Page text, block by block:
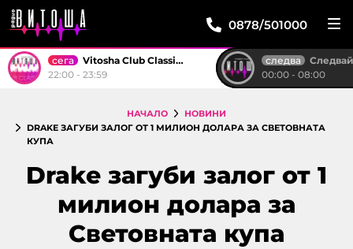
0878/501000
сега
Vitosha Club Classics
22:00 - 23:59
следва
Следвай
00:00 - 08:00
НАЧАЛО
НОВИНИ
DRAKE ЗАГУБИ ЗАЛОГ ОТ 1 МИЛИОН ДОЛАРА ЗА СВЕТОВНАТА
КУПА
Drake загуби залог от 1
милион долара за
Световната купа